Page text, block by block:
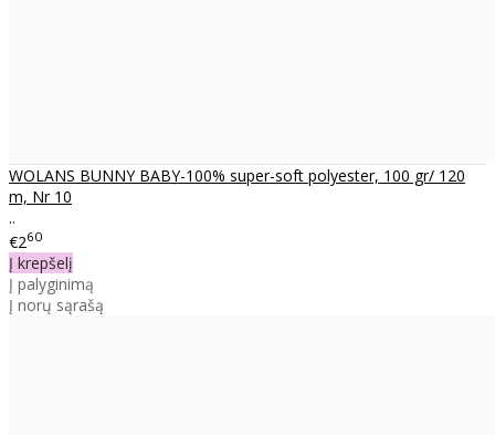
WOLANS BUNNY BABY-100% super-soft polyester, 100 gr/ 120
m, Nr 10
..
€260
Į krepšelį
Į palyginimą
Į norų sąrašą